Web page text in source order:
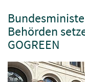
Behörden
GOGREEN